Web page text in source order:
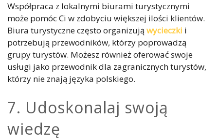
Współpraca z lokalnymi biurami turystycznymi
może pomóc Ci w zdobyciu większej ilości klientów.
Biura turystyczne często organizują wycieczki i
potrzebują przewodników, którzy poprowadzą
grupy turystów. Możesz również oferować swoje
usługi jako przewodnik dla zagranicznych turystów,
którzy nie znają języka polskiego.
7. Udoskonalaj swoją
wiedzę